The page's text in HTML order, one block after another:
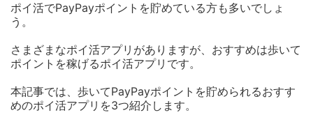
ポイ活でPayPayポイントを貯めている方も多いでしょ
う。
さまざまなポイ活アプリがありますが、おすすめは歩いて
ポイントを稼げるポイ活アプリです。
本記事では、歩いてPayPayポイントを貯められるおすす
めのポイ活アプリを3つ紹介します。